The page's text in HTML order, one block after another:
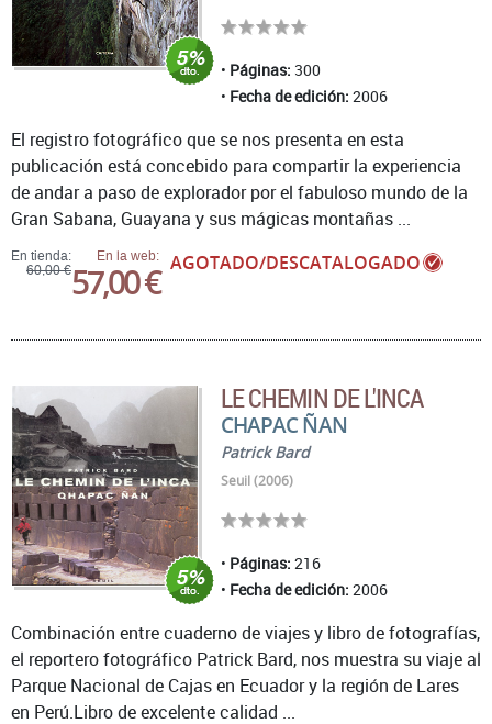
Páginas: 300
Fecha de edición: 2006
En tienda:
60,00 €
En la web:
57,00 € AGOTADO/DESCATALOGADO
El registro fotográfico que se nos presenta en esta
publicación está concebido para compartir la experiencia
de andar a paso de explorador por el fabuloso mundo de la
Gran Sabana, Guayana y sus mágicas montañas ...
LE CHEMIN DE L'INCA
CHAPAC ÑAN
Patrick Bard
Seuil (2006)
Páginas: 216
Fecha de edición: 2006
Combinación entre cuaderno de viajes y libro de fotografías,
el reportero fotográfico Patrick Bard, nos muestra su viaje al
Parque Nacional de Cajas en Ecuador y la región de Lares
en Perú.Libro de excelente calidad ...